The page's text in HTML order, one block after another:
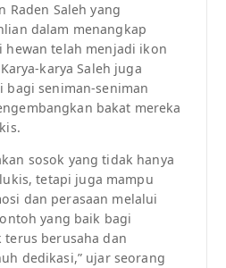
Raden Saleh yang
dalam menangkap
hewan telah menjadi ikon
karya Saleh juga
bagi seniman-seniman
bakat mereka
sosok yang tidak hanya
tetapi juga mampu
dan perasaan melalui
yang baik bagi
berusaha dan
dedikasi,” ujar seorang